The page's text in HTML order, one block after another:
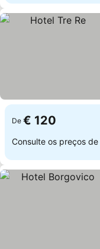
De € 120
Consulte os preços de